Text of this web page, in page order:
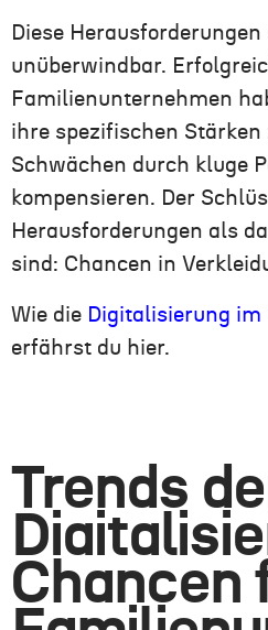
Diese
unüberwindbar.
Familienunternehmen
ihre spezifischen Stärken
Schwächen durch kluge
kompensieren. Der
Herausforderungen als
sind: Chancen in
Wie die Digitalisierung
erfährst du hier.
Trends
Chancen